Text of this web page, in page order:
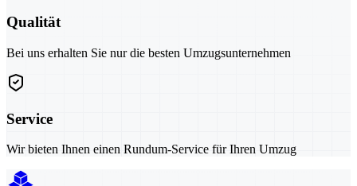
Qualität
Bei uns erhalten Sie nur die besten Umzugsunternehmen
Service
Wir bieten Ihnen einen Rundum-Service für Ihren Umzug